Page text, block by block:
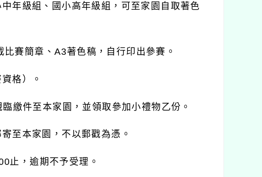
年級組、國小高年級組，可至家園自取著色
比賽簡章、A3著色稿，自行印出參賽。
格）。
繳件至本家園，並領取參加小禮物乙份。
至本家園，不以郵戳為憑。
止，逾期不予受理。